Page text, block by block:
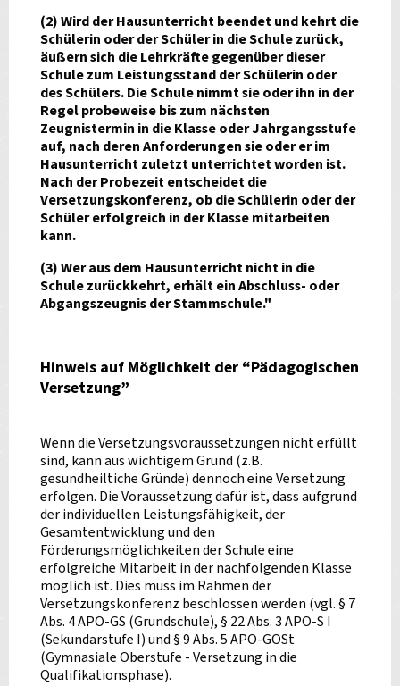
(2) Wird der Hausunterricht beendet und kehrt die
Schülerin oder der Schüler in die Schule zurück,
äußern sich die Lehrkräfte gegenüber dieser
Schule zum Leistungsstand der Schülerin oder
des Schülers. Die Schule nimmt sie oder ihn in der
Regel probeweise bis zum nächsten
Zeugnistermin in die Klasse oder Jahrgangsstufe
auf, nach deren Anforderungen sie oder er im
Hausunterricht zuletzt unterrichtet worden ist.
Nach der Probezeit entscheidet die
Versetzungskonferenz, ob die Schülerin oder der
Schüler erfolgreich in der Klasse mitarbeiten
kann.
(3) Wer aus dem Hausunterricht nicht in die
Schule zurückkehrt, erhält ein Abschluss- oder
Abgangszeugnis der Stammschule."
Hinweis auf Möglichkeit der “Pädagogischen
Versetzung”
Wenn die Versetzungsvoraussetzungen nicht erfüllt
sind, kann aus wichtigem Grund (z.B.
gesundheiltiche Gründe) dennoch eine Versetzung
erfolgen. Die Voraussetzung dafür ist, dass aufgrund
der individuellen Leistungsfähigkeit, der
Gesamtentwicklung und den
Förderungsmöglichkeiten der Schule eine
erfolgreiche Mitarbeit in der nachfolgenden Klasse
möglich ist. Dies muss im Rahmen der
Versetzungskonferenz beschlossen werden (vgl. § 7
Abs. 4 APO-GS (Grundschule), § 22 Abs. 3 APO-S I
(Sekundarstufe I) und § 9 Abs. 5 APO-GOSt
(Gymnasiale Oberstufe - Versetzung in die
Qualifikationsphase).